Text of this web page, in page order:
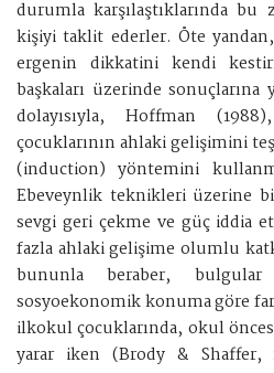
durumla karşılaştıklarında
kişiyi taklit ederler. Öte
ergenin dikkatini kendi
başkaları üzerinde sonuçlarına
dolayısıyla, Hoffman
çocuklarının ahlaki gelişimini
(induction) yöntemini
Ebeveynlik teknikleri üzerine
sevgi geri çekme ve güç iddia
fazla ahlaki gelişime olumlu
bununla beraber,
sosyoekonomik konuma göre
ilkokul çocuklarında, okul
yarar iken (Brody & Shaffer,